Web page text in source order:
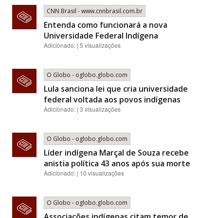
CNN Brasil - www.cnnbrasil.com.br
Entenda como funcionará a nova
Universidade Federal Indígena
Adicionado: | 5 visualizações
O Globo - oglobo.globo.com
Lula sanciona lei que cria universidade
federal voltada aos povos indígenas
Adicionado: | 3 visualizações
O Globo - oglobo.globo.com
Líder indígena Marçal de Souza recebe
anistia política 43 anos após sua morte
Adicionado: | 10 visualizações
O Globo - oglobo.globo.com